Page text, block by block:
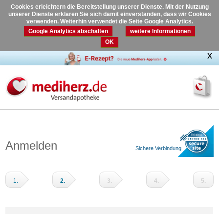
Cookies erleichtern die Bereitstellung unserer Dienste. Mit der Nutzung
unserer Dienste erklären Sie sich damit einverstanden, dass wir Cookies
verwenden. Weiterhin verwendet die Seite Google Analytics.
Google Analytics abschalten
weitere Informationen
OK
Anmelden Sichere Verbindung
1. 2. 3. 4. 5.